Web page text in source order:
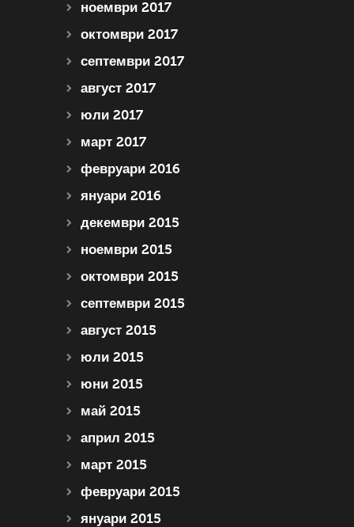
ноември 2017
октомври 2017
септември 2017
август 2017
юли 2017
март 2017
февруари 2016
януари 2016
декември 2015
ноември 2015
октомври 2015
септември 2015
август 2015
юли 2015
юни 2015
май 2015
април 2015
март 2015
февруари 2015
януари 2015